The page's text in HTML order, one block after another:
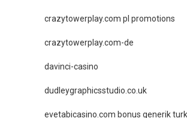
crazytowerplay.com pl promotions
crazytowerplay.com-de
davinci-casino
dudleygraphicsstudio.co.uk
evetabicasino.com bonus generik turk